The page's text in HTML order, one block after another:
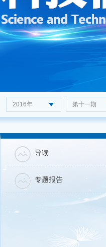
2016年 第十一期
导读
专题报告